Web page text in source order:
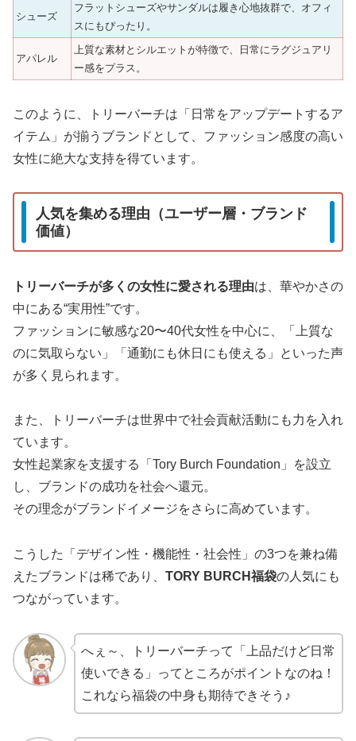
シューズ
フラットシューズやサンダルは履き心地抜群で、オフィ
スにもぴったり。
アパレル
上質な素材とシルエットが特徴で、日常にラグジュアリ
ー感をプラス。
このように、トリーバーチは「日常をアップデートするア
イテム」が揃うブランドとして、ファッション感度の高い
女性に絶大な支持を得ています。
人気を集める理由（ユーザー層・ブランド
価値）
トリーバーチが多くの女性に愛される理由は、華やかさの
中にある“実用性”です。
ファッションに敏感な20〜40代女性を中心に、「上質な
のに気取らない」「通勤にも休日にも使える」といった声
が多く見られます。
また、トリーバーチは世界中で社会貢献活動にも力を入れ
ています。
女性起業家を支援する「Tory Burch Foundation」を設立
し、ブランドの成功を社会へ還元。
その理念がブランドイメージをさらに高めています。
こうした「デザイン性・機能性・社会性」の3つを兼ね備
えたブランドは稀であり、 TORY BURCH福袋の人気にも
つながっています。
へぇ～、トリーバーチって「上品だけど日常
使いできる」ってところがポイントなのね！
これなら福袋の中身も期待できそう♪